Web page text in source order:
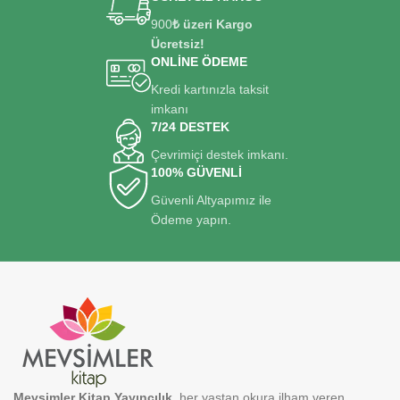
900₺ üzeri Kargo
Ücretsiz!
ONLİNE ÖDEME
Kredi kartınızla taksit
imkanı
7/24 DESTEK
Çevrimiçi destek imkanı.
100% GÜVENLİ
Güvenli Altyapımız ile
Ödeme yapın.